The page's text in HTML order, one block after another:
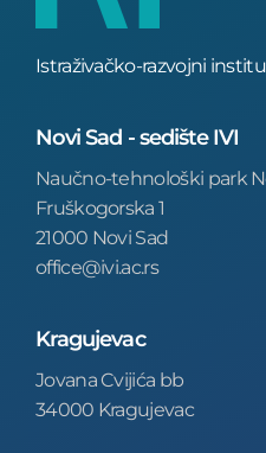
Istraživačko-razvojni
Novi Sad - sedište IVI
Naučno-tehnološki park
Fruškogorska 1
21000 Novi Sad
office@ivi.ac.rs
Kragujevac
Jovana Cvijića bb
34000 Kragujevac